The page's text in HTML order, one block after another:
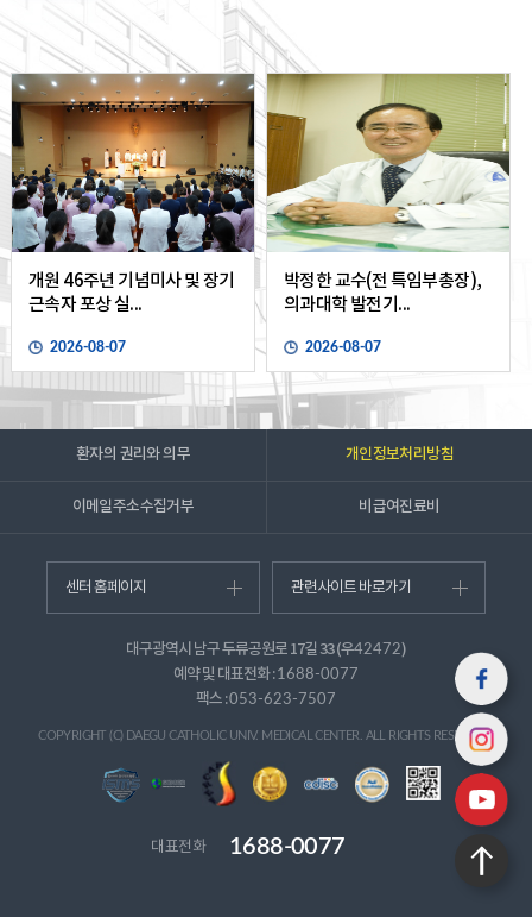
개원 46주년 기념미사 및 장기
근속자 포상 실...
2026-08-07
박정한 교수(전 특임부총장),
의과대학 발전기...
2026-08-07
천주교 대구대교구 부교구장
2026-08-04
건강보험심사평가원 제5차 환
2026-07-30
환자의 권리와 의무 개인정보처리방침
이메일주소수집거부 비급여진료비
센터 홈페이지 관련사이트 바로가기
대구광역시 남구 두류공원로 17길 33 (우42472)
예약 및 대표전화 :1688-0077
팩스 :053-623-7507
COPYRIGHT (C) DAEGU CATHOLIC UNIV. MEDICAL CENTER. ALL RIGHTS RESERVED.
대표전화 1688-0077